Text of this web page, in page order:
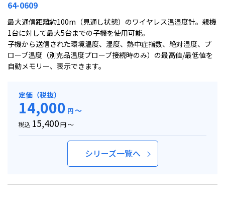
64-0609
最大通信距離約100m（見通し状態）のワイヤレス温湿度計。親機
1台に対して最大5台までの子機を使用可能。
子機から送信された環境温度、湿度、熱中症指数、絶対湿度、プ
ローブ温度（別売品温度プローブ接続時のみ）の最高値/最低値を
自動メモリー、表示できます。
定価（税抜）
14,000 円～
税込 15,400円 ～
シリーズ一覧へ